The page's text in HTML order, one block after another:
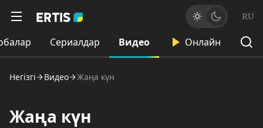
RU
Сериалдар Видео Онлайн
Негізгі Видео Жаңа күн
Жаңа күн